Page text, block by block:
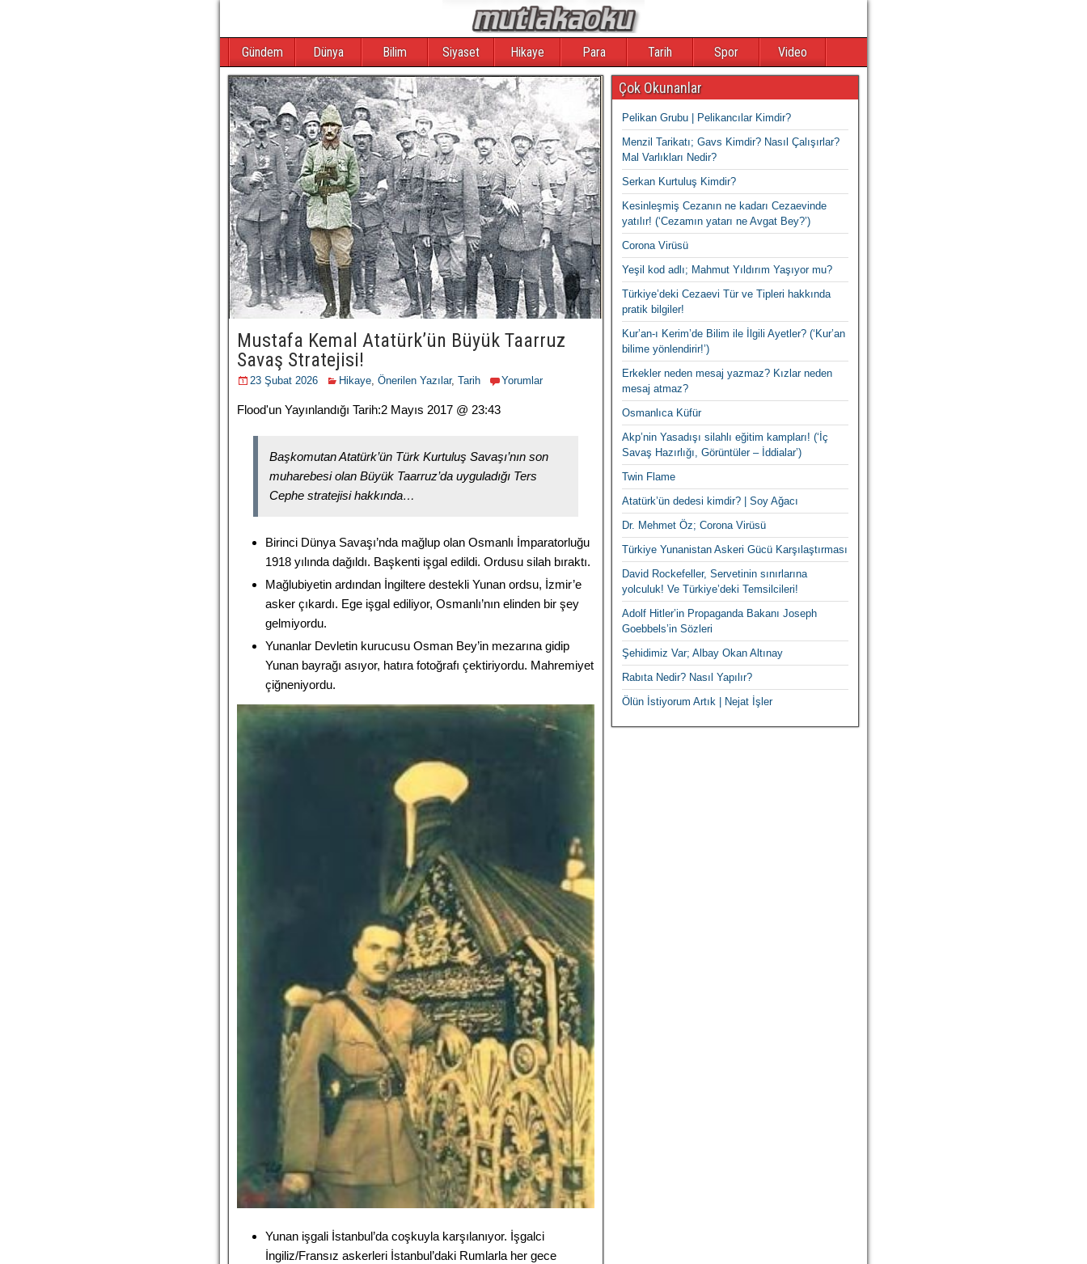
Gündem Dünya Bilim Siyaset Hikaye Para Tarih Spor Video
Mustafa Kemal Atatürk’ün Büyük Taarruz
Savaş Stratejisi!
23 Şubat 2026 Hikaye, Önerilen Yazılar, Tarih Yorumlar
Flood'un Yayınlandığı Tarih:2 Mayıs 2017 @ 23:43
Başkomutan Atatürk’ün Türk Kurtuluş Savaşı’nın son
muharebesi olan Büyük Taarruz’da uyguladığı Ters
Cephe stratejisi hakkında…
Birinci Dünya Savaşı’nda mağlup olan Osmanlı İmparatorluğu
1918 yılında dağıldı. Başkenti işgal edildi. Ordusu silah bıraktı.
Mağlubiyetin ardından İngiltere destekli Yunan ordsu, İzmir’e
asker çıkardı. Ege işgal ediliyor, Osmanlı’nın elinden bir şey
gelmiyordu.
Yunanlar Devletin kurucusu Osman Bey’in mezarına gidip
Yunan bayrağı asıyor, hatıra fotoğrafı çektiriyordu. Mahremiyet
çiğneniyordu.
Yunan işgali İstanbul’da coşkuyla karşılanıyor. İşgalci
İngiliz/Fransız askerleri İstanbul’daki Rumlarla her gece
Çok Okunanlar
Pelikan Grubu | Pelikancılar Kimdir?
Menzil Tarikatı; Gavs Kimdir? Nasıl Çalışırlar?
Mal Varlıkları Nedir?
Serkan Kurtuluş Kimdir?
Kesinleşmiş Cezanın ne kadarı Cezaevinde
yatılır! (‘Cezamın yatarı ne Avgat Bey?’)
Corona Virüsü
Yeşil kod adlı; Mahmut Yıldırım Yaşıyor mu?
Türkiye’deki Cezaevi Tür ve Tipleri hakkında
pratik bilgiler!
Kur’an-ı Kerim’de Bilim ile İlgili Ayetler? (‘Kur’an
bilime yönlendirir!’)
Erkekler neden mesaj yazmaz? Kızlar neden
mesaj atmaz?
Osmanlıca Küfür
Akp’nin Yasadışı silahlı eğitim kampları! (‘İç
Savaş Hazırlığı, Görüntüler – İddialar’)
Twin Flame
Atatürk’ün dedesi kimdir? | Soy Ağacı
Dr. Mehmet Öz; Corona Virüsü
Türkiye Yunanistan Askeri Gücü Karşılaştırması
David Rockefeller, Servetinin sınırlarına
yolculuk! Ve Türkiye’deki Temsilcileri!
Adolf Hitler’in Propaganda Bakanı Joseph
Goebbels’in Sözleri
Şehidimiz Var; Albay Okan Altınay
Rabıta Nedir? Nasıl Yapılır?
Ölün İstiyorum Artık | Nejat İşler